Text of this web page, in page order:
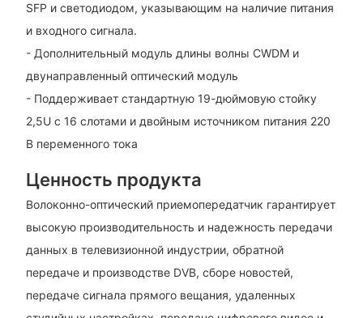
SFP и светодиодом, указывающим на наличие питания
и входного сигнала.
- Дополнительный модуль длины волны CWDM и
двунаправленный оптический модуль
- Поддерживает стандартную 19-дюймовую стойку
2,5U с 16 слотами и двойным источником питания 220
В переменного тока
Ценность продукта
Волоконно-оптический приемопередатчик гарантирует
высокую производительность и надежность передачи
данных в телевизионной индустрии, обратной
передаче и производстве DVB, сборе новостей,
передаче сигнала прямого вещания, удаленных